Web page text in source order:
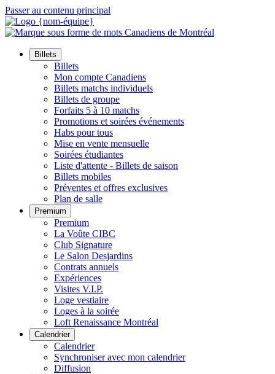
Passer au contenu principal
Billets
Billets
Mon compte Canadiens
Billets matchs individuels
Billets de groupe
Forfaits 5 à 10 matchs
Promotions et soirées événements
Habs pour tous
Mise en vente mensuelle
Soirées étudiantes
Liste d'attente - Billets de saison
Billets mobiles
Préventes et offres exclusives
Plan de salle
Premium
Premium
La Voûte CIBC
Club Signature
Le Salon Desjardins
Contrats annuels
Expériences
Visites V.I.P.
Loge vestiaire
Loges à la soirée
Loft Renaissance Montréal
Calendrier
Calendrier
Synchroniser avec mon calendrier
Diffusion